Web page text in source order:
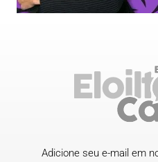
Adicione seu e-mail em